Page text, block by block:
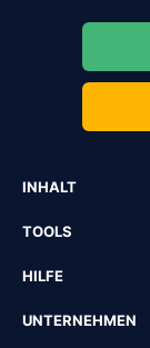
INHALT
TOOLS
HILFE
UNTERNEHMEN